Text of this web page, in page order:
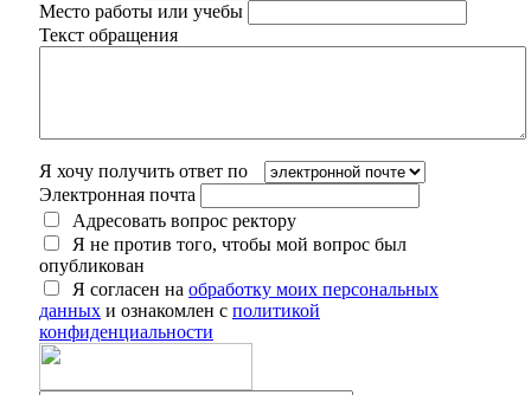
Место работы или учебы
Текст обращения
Я хочу получить ответ по
Электронная почта
Адресовать вопрос ректору
Я не против того, чтобы мой вопрос был
опубликован
Я согласен на обработку моих персональных
данных и ознакомлен с политикой
конфиденциальности